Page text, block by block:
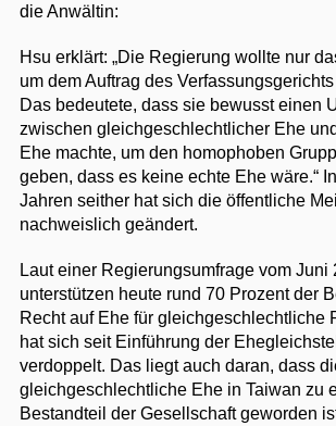
die Anwältin:
Hsu erklärt: „Die Regierung wollte nur
um dem Auftrag des
Das bedeutete, dass sie bewusst einen
zwischen gleichgeschlechtlicher Ehe
Ehe machte, um den homophoben
geben, dass es keine echte Ehe wäre.“
Jahren seither hat sich die öffentliche
nachweislich geändert.
Laut einer Regierungsumfrage vom Juni
unterstützen heute rund 70 Prozent der
Recht auf Ehe für gleichgeschlechtliche
hat sich seit Einführung der
verdoppelt. Das liegt auch daran, dass
gleichgeschlechtliche Ehe in Taiwan zu
Bestandteil der Gesellschaft geworden